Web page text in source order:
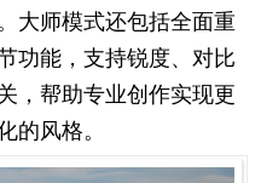
大师模式还包括全面重
功能，支持锐度、对比
，帮助专业创作实现更
的风格。